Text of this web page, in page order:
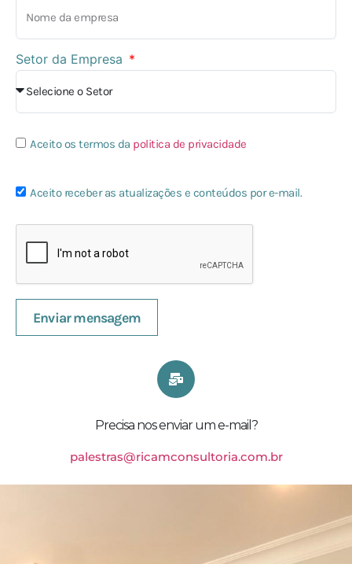
Setor da Empresa
Aceito os termos da politica de privacidade
Aceito receber as atualizações e conteúdos por e-mail.
Enviar mensagem
Precisa nos enviar um e-mail?
palestras@ricamconsultoria.com.br